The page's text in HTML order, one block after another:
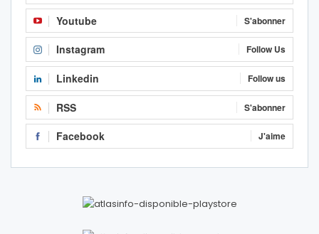
Youtube S'abonner
Instagram Follow Us
Linkedin Follow us
RSS S'abonner
Facebook J'aime